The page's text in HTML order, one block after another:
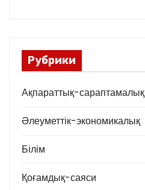
Рубрики
Ақпараттық-сараптамалық
Әлеуметтік-экономикалық
Білім
Қоғамдық-саяси